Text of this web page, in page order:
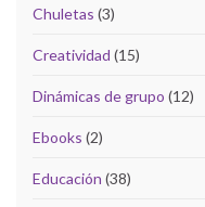
Chuletas (3)
Creatividad (15)
Dinámicas de grupo (12)
Ebooks (2)
Educación (38)